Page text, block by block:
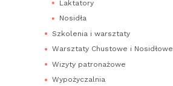
Laktatory
Nosidła
Szkolenia i warsztaty
Warsztaty Chustowe i Nosidłowe
Wizyty patronażowe
Wypożyczalnia